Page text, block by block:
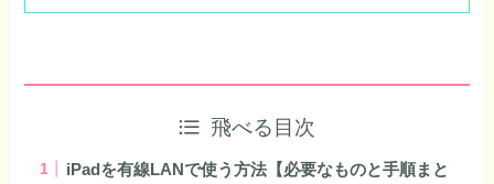
飛べる目次
iPadを有線LANで使う方法【必要なものと手順まと